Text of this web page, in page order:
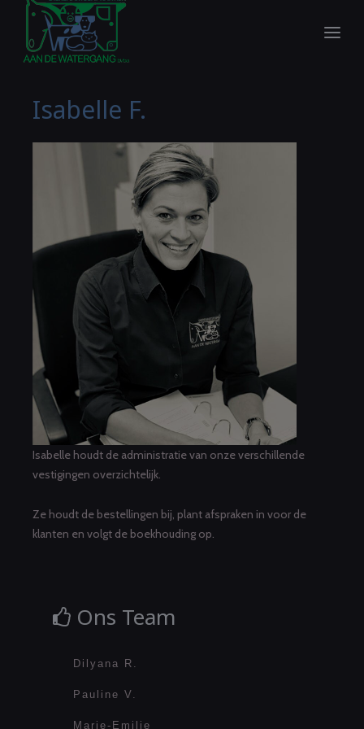
Isabelle F.
Isabelle houdt de administratie van onze verschillende
vestigingen overzichtelijk.
Ze houdt de bestellingen bij, plant afspraken in voor de
klanten en volgt de boekhouding op.
Ons Team
Dilyana R.
Pauline V.
Marie-Emilie